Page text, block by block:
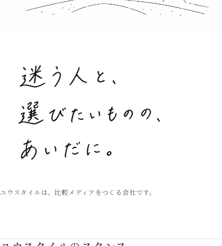
ユウスタイルは、比較メディアをつくる会社です。